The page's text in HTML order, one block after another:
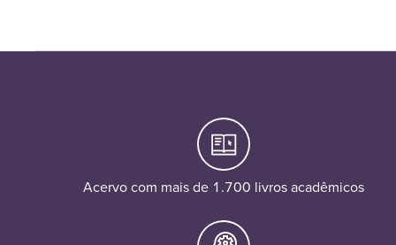
Acervo com mais de 1.700 livros acadêmicos